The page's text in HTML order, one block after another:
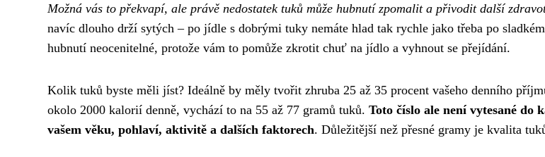
Možná vás to překvapí, ale právě nedostatek tuků může hubnutí zpomalit a přivodit další
navíc dlouho drží sytých – po jídle s dobrými tuky nemáte hlad tak rychle jako třeba po
hubnutí neocenitelné, protože vám to pomůže zkrotit chuť na jídlo a vyhnout se přejídání.
Kolik tuků byste měli jíst? Ideálně by měly tvořit zhruba 25 až 35 procent vašeho denního
okolo 2000 kalorií denně, vychází to na 55 až 77 gramů tuků. Toto číslo ale není vytesané do
vašem věku, pohlaví, aktivitě a dalších faktorech. Důležitější než přesné gramy je kvalita